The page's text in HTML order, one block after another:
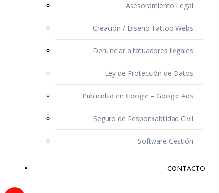
Asesoramiento Legal
Creación / Diseño Tattoo Webs
Denunciar a tatuadores ilegales
Ley de Protección de Datos
Publicidad en Google – Google Ads
Seguro de Responsabilidad Civil
Software Gestión
CONTACTO